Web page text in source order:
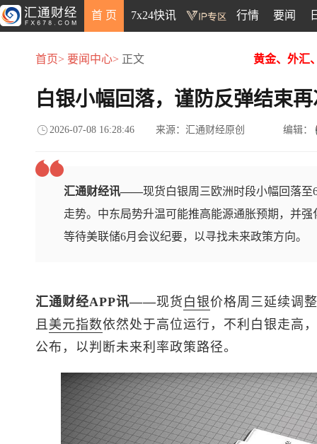
首 页 7x24快讯 行情 要闻
首页> 要闻中心> 正文 黄金、外汇
白银小幅回落，谨防反弹结束
2026-07-08 16:28:46 来源：汇通财经原创 编辑：
汇通财经讯——现货白银周三欧洲时段小幅回落
走势。中东局势升温可能推高能源通胀预期，并
等待美联储6月会议纪要，以寻找未来政策方向。
汇通财经APP讯——现货 白银价格周三延续调
且美元指数依然处于高位运行，不利白银走高
公布，以判断未来利率政策路径。